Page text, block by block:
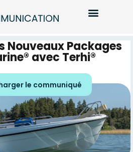
Nouveaux Packages
avec Terhi®
le communiqué